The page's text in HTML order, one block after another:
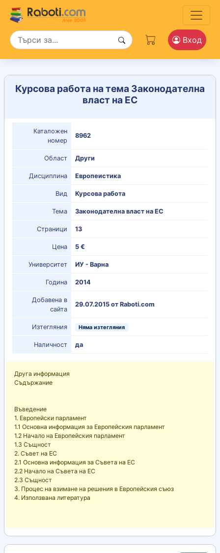
Вход
Курсова работа на тема Законодателна
власт на ЕС
Каталожен
номер
8962
Област Други
Дисциплина Европеистика
Вид Курсова работа
Тема Законодателна власт на ЕС
Страници 13
Цена 5 €
Университет ИУ - Варна
Година 2014
Добавена в
сайта
29.07.2015 от Raboti.com
Изтегляния Няма изтегляния
Наличност да
Друга информация
Съдържание
Въведение
1. Европейски парламент
1.1 Основна информация за Европейския парламент
1.2 Начало на Европейския парламент
1.3 Същност
2. Съвет на ЕС
2.1 Основна информация за Съвета на ЕС
2.2 Начало на Съвета на ЕС
2.3 Същност
3. Процес на взимане на решения в Европейския съюз
4. Използвана литература